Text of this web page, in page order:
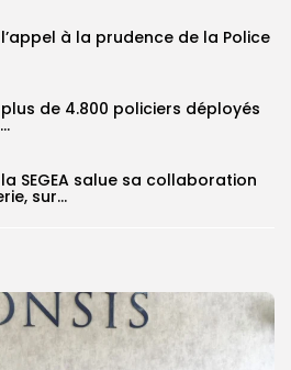
à la prudence de la Police
de 4.800 policiers déployés
SEGEA salue sa collaboration
sur...